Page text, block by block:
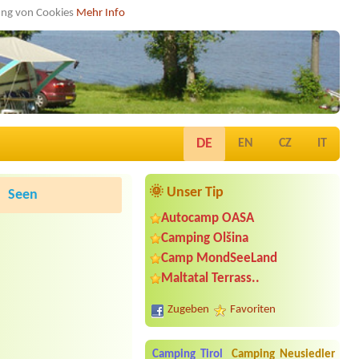
von Cookies Mehr Info
DE EN CZ IT
🌞 Unser Tip
Autocamp OASA
Camping Olšina
Camp MondSeeLand
Maltatal Terrass..
Zugeben Favoriten
Camping Tirol
Camping Neusiedler
Seen